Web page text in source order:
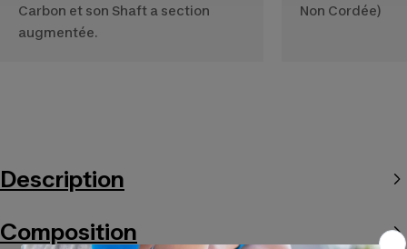
Carbon et son Shaft a section
augmentée.
Non Cordée)
Description
Composition